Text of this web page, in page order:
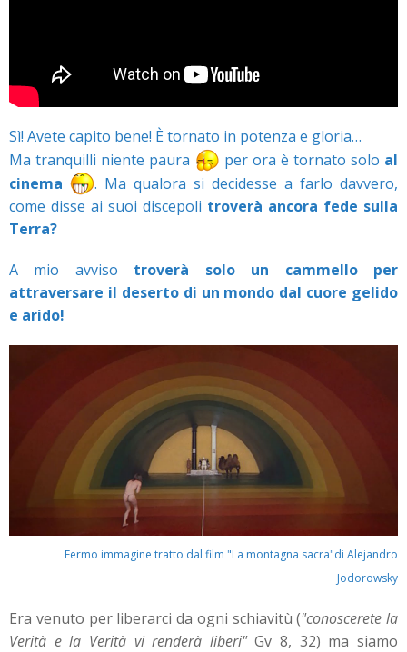
Sì! Avete capito bene! È tornato in potenza e gloria…
Ma tranquilli niente paura
per ora è tornato solo al
cinema
. Ma qualora si decidesse a farlo davvero,
come disse ai suoi discepoli troverà ancora fede sulla
Terra?
A mio avviso troverà solo un cammello per
attraversare il deserto di un mondo dal cuore gelido
e arido!
Fermo immagine tratto dal film "La montagna sacra"di Alejandro
Jodorowsky
Era venuto per liberarci da ogni schiavitù ("conoscerete la
Verità e la Verità vi renderà liberi"Gv 8, 32) ma siamo